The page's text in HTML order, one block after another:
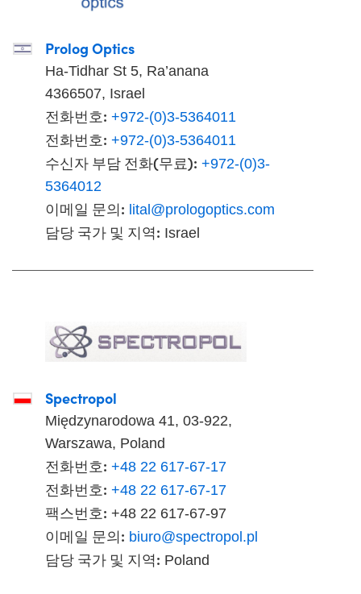
Prolog Optics
Ha-Tidhar St 5, Ra’anana
4366507, Israel
전화번호: +972-(0)3-5364011
전화번호: +972-(0)3-5364011
수신자 부담 전화(무료): +972-(0)3-
5364012
이메일 문의: lital@prologoptics.com
담당 국가 및 지역: Israel
Spectropol
Międzynarodowa 41, 03-922,
Warszawa, Poland
전화번호: +48 22 617-67-17
전화번호: +48 22 617-67-17
팩스번호: +48 22 617-67-97
이메일 문의: biuro@spectropol.pl
담당 국가 및 지역: Poland